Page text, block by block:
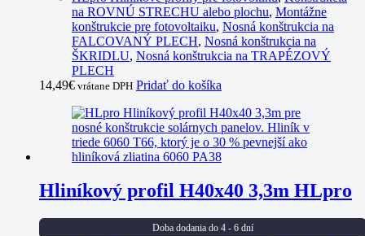
na ROVNÚ STRECHU alebo plochu, Montážne
konštrukcie pre fotovoltaiku, Nosná konštrukcia na
FALCOVANÝ PLECH, Nosná konštrukcia na
ŠKRIDLU, Nosná konštrukcia na TRAPÉZOVÝ
PLECH
14,49€ vrátane DPH Pridať do košíka
Hliníkový profil H40x40 3,3m HLpro
Doba dodania do 4 - 6 dní